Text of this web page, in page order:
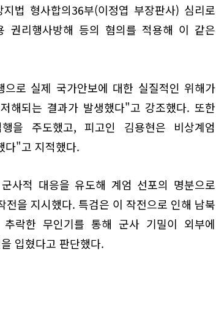
법 형사합의36부(이정엽 부장판사) 심리로
권리행사방해 등의 혐의를 적용해 이 같은
로 실제 국가안보에 대한 실질적인 위해가
해되는 결과가 발생했다"고 강조했다. 또한
을 주도했고, 피고인 김용현은 비상계엄
다"고 지적했다.
사적 대응을 유도해 계엄 선포의 명분으로
을 지시했다. 특검은 이 작전으로 인해 남북
락한 무인기를 통해 군사 기밀이 외부에
입혔다고 판단했다.